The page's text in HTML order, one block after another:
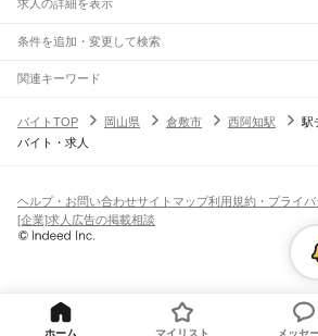
求人の詳細を表示
条件を追加・変更して検索
市区町村を追加・変更
岡山県すべて
岡山市
真庭市美作市浅口市和気郡都窪郡浅口郡小田郡真
久米郡加賀郡
駅を追加・変更
JR山陽本線(岡山～三原)
岡山駅北長瀬駅庭瀬駅中庄駅 新倉敷
香登駅
JR姫新線(佐用～新見)
職種を追加・変更
飲食・フードサービスすべて
ホールスタッフキッチンスタッフ
パン屋（ベーカリー）
バー
飲食店（店長・マネ
営業テレフォンアポインター（テレアポ） ルートセ
フードカウンター販売員
アパレル
家電量販店・携帯
人気
日払いOK高校生歓迎 髪型・髪色
留学生
シフト
土日祝のみOK
平日のみOK 週1日からOK 週2・3日か
雇用形態を追加・変更
派遣社員
業務委託
関連キーワード
バイトTOP
岡山県 倉敷市 西阿知駅
駅
バイト・求人
ヘルプ・お問い合わせサイトマップ利用規約・プライ
[企業]求人広告の掲載相談
ホーム マイリスト メッセ